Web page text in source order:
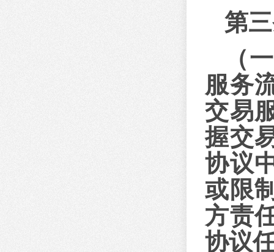
第
（
服务
交易
握交
协议
或限
方责
协议